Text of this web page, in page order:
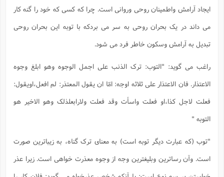
ایجاد آرامش واطمینان روحی وروانی است. چرا که کسی که خود را گنه کار
می داند در یک بحران روحی به سر می بردکه با توبه این بحران روحی
تبدیل به آرامش وسکون خاطر فرد می شود.
راغب می گوید: "التوب: ترک الذنب علی اجمل الوجوه وهو ابلغ وجوه
الاعتذار. فان الاعتذار علی ثلاثه اوجه: امّا ان یقول المعتذر: لم افعل،اویقول:
فعلت لاجل کذا،او فعلت واسأت وقد فعلت ولارابعلذلک وهو الاخیر هو
التوبه "
"توب (که عبارت دیگر توبه است) به معنای ترک گناه، به زیباترین صورت
است. وآن رساترین وبلیغترین وجه از وجوه معذرت خواهی است. زیرا عذر